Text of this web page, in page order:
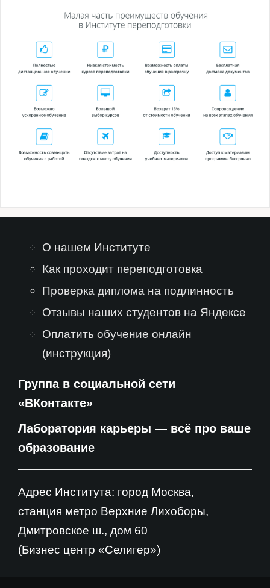
О нашем Институте
Как проходит переподготовка
Проверка диплома на подлинность
Отзывы наших студентов на Яндексе
Оплатить обучение онлайн
(инструкция)
Группа в социальной сети
«ВКонтакте»
Лаборатория карьеры — всё про ваше
образование
Адрес Института: город Москва,
станция метро Верхние Лихоборы,
Дмитровское ш., дом 60
(Бизнес центр «Селигер»)